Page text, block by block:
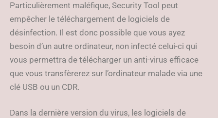
Particulièrement maléfique, Security Tool peut
empêcher le téléchargement de logiciels de
désinfection. Il est donc possible que vous ayez
besoin d’un autre ordinateur, non infecté celui-ci qui
vous permettra de télécharger un anti-virus efficace
que vous transfèrerez sur l’ordinateur malade via une
clé USB ou un CDR.
Dans la dernière version du virus, les logiciels de